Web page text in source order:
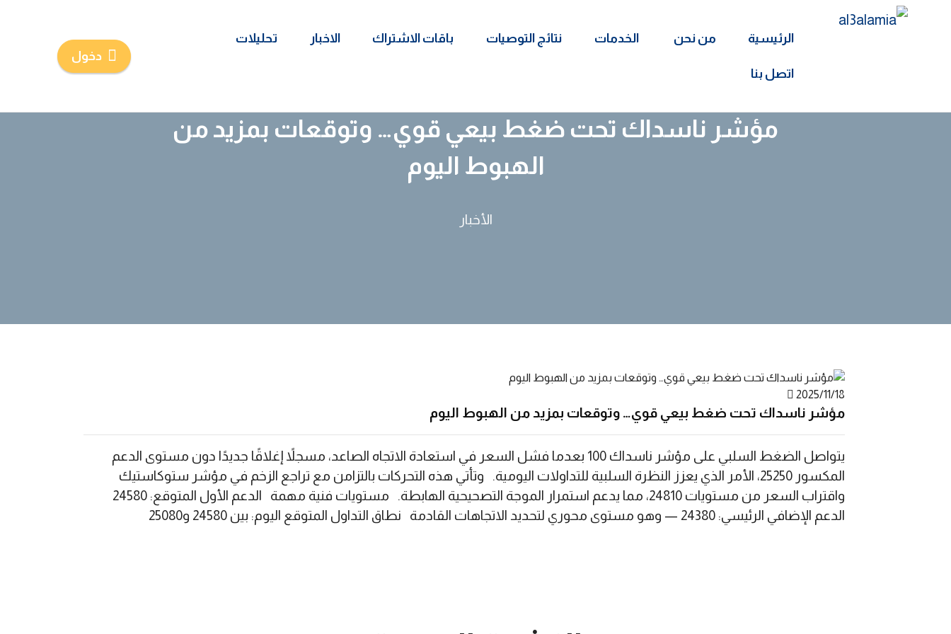
الرئيسية من نحن الخدمات نتائج التوصيات باقات الاشتراك الاخبار تحليلات
اتصل بنا
دخول
مؤشر ناسداك تحت ضغط بيعي قوي… وتوقعات بمزيد من
الهبوط اليوم
الأخبار
2025/11/18
مؤشر ناسداك تحت ضغط بيعي قوي… وتوقعات بمزيد من الهبوط اليوم
يتواصل الضغط السلبي على مؤشر ناسداك 100 بعدما فشل السعر في استعادة الاتجاه الصاعد، مسجلاً إغلاقًا جديدًا دون مستوى الدعم
المكسور 25250، الأمر الذي يعزز النظرة السلبية للتداولات اليومية. وتأتي هذه التحركات بالتزامن مع تراجع الزخم في مؤشر ستوكاستيك
الدعم الإضافي الرئيسي: 24380 — وهو مستوى محوري لتحديد الاتجاهات القادمة نطاق التداول المتوقع اليوم: بين 24580 و25080